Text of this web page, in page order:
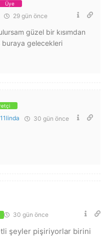
Üye
29 gün önce
güzel bir kısımdan
buraya gelecekleri
30 gün önce
30 gün önce
şeyler pişiriyorlar birini